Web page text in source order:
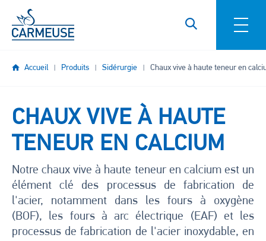
Aller au contenu principal
Accueil Produits Sidérurgie Chaux vive à haute teneur en
CHAUX VIVE À HAUTE
TENEUR EN CALCIUM
Notre chaux vive à haute teneur en calcium est un
élément clé des processus de fabrication de
l'acier, notamment dans les fours à oxygène
(BOF), les fours à arc électrique (EAF) et les
processus de fabrication de l'acier inoxydable, en